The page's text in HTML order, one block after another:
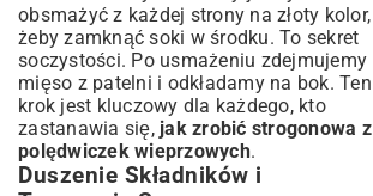
obsmażyć z każdej strony na złoty kolor,
żeby zamknąć soki w środku. To sekret
soczystości. Po usmażeniu zdejmujemy
mięso z patelni i odkładamy na bok. Ten
krok jest kluczowy dla każdego, kto
zastanawia się, jak zrobić strogonowa z
polędwiczek wieprzowych.
Duszenie Składników i